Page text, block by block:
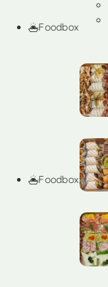
Foodbox
Foodbox